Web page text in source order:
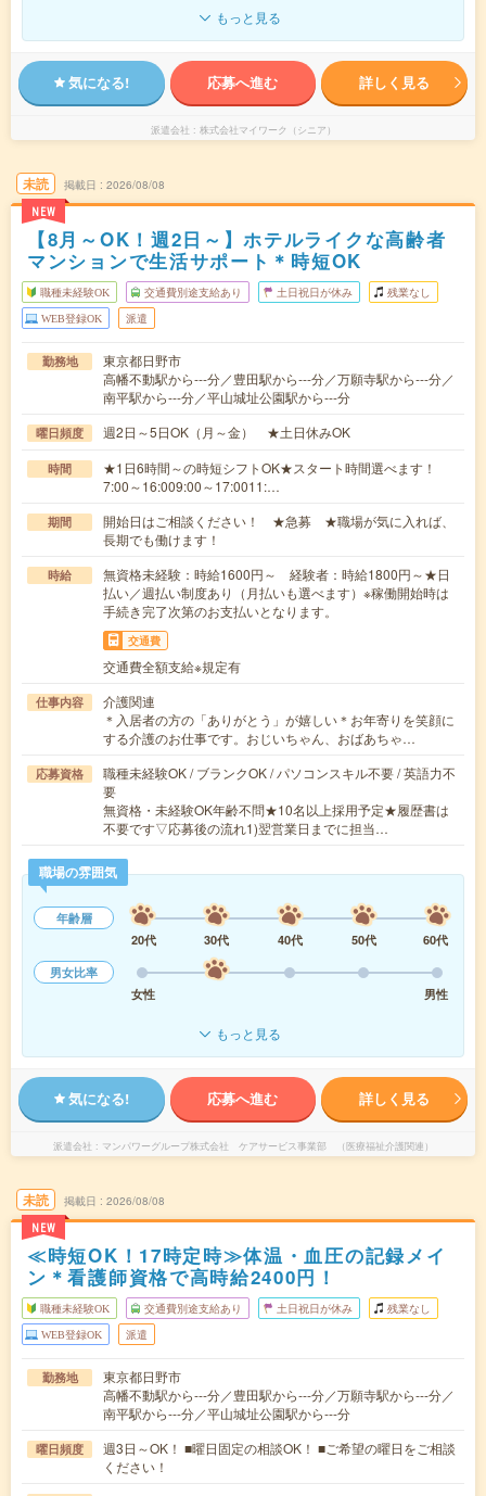
もっと見る
気になる! 応募へ進む 詳しく見る
派遣会社 株式会社マイワーク（シニア）
未読
NEW
掲載日 2026/08/08
【8月～OK！週2日～】ホテルライクな高齢者
マンションで生活サポート＊時短OK
職種未経験OK 交通費別途支給あり 土日祝日が休み 残業なし
WEB登録OK 派遣
勤務地
東京都日野市
高幡不動駅から---分／豊田駅から---分／万願寺駅から---分／
南平駅から---分／平山城址公園駅から---分
曜日頻度 週2日～5日OK（月～金） ★土日休みOK
時間
★1日6時間～の時短シフトOK★スタート時間選べます！
7:00～16:009:00～17:0011:…
期間
開始日はご相談ください！ ★急募 ★職場が気に入れば、
長期でも働けます！
時給
無資格未経験：時給1600円～ 経験者：時給1800円～★日
払い／週払い制度あり（月払いも選べます）※稼働開始時は
手続き完了次第のお支払いとなります。
交通費
交通費全額支給※規定有
仕事内容
介護関連
＊入居者の方の「ありがとう」が嬉しい＊お年寄りを笑顔に
する介護のお仕事です。おじいちゃん、おばあちゃ…
応募資格
職種未経験OK / ブランクOK / パソコンスキル不要 / 英語力不
要
無資格・未経験OK年齢不問★10名以上採用予定★履歴書は
不要です▽応募後の流れ1)翌営業日までに担当…
職場の雰囲気
年齢層
20代
30代 40代 50代
60代
男女比率
女性
男性
もっと見る
気になる! 応募へ進む 詳しく見る
派遣会社 マンパワーグループ株式会社 ケアサービス事業部 （医療福祉介護関連）
未読
NEW
掲載日 2026/08/08
≪時短OK！17時定時≫体温・血圧の記録メイ
ン＊看護師資格で高時給2400円！
職種未経験OK 交通費別途支給あり 土日祝日が休み 残業なし
WEB登録OK 派遣
勤務地
東京都日野市
高幡不動駅から---分／豊田駅から---分／万願寺駅から---分／
南平駅から---分／平山城址公園駅から---分
曜日頻度
週3日～OK！ ■曜日固定の相談OK！ ■ご希望の曜日をご相談
ください！